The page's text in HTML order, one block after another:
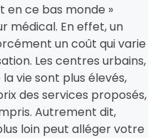
en ce bas monde »
médical. En effet, un
un coût qui varie
Les centres urbains,
vie sont plus élevés,
des services proposés,
Autrement dit,
loin peut alléger votre